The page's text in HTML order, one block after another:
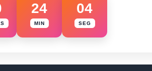
24
MIN
00
SEG